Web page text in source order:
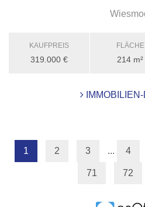
KAUFPREIS
319.000 €
FLÄCHE
214 m²
IMMOBILIEN-
1 2 3 ... 4
71 72